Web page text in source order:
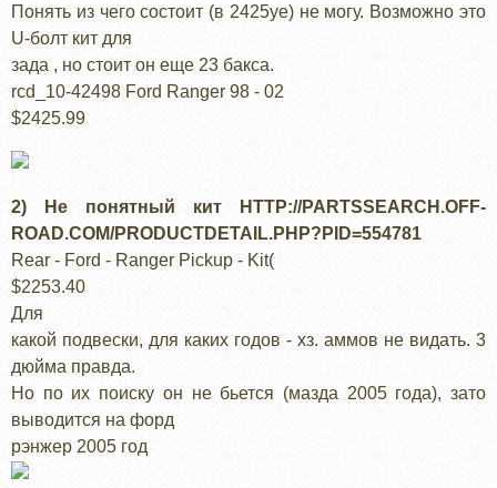
Понять из чего состоит (в 2425уе) не могу. Возможно это
U-болт кит для
зада , но стоит он еще 23 бакса.
rcd_10-42498 Ford Ranger 98 - 02
$2425.99
2) Не понятный кит
HTTP://PARTSSEARCH.OFF-
ROAD.COM/PRODUCTDETAIL.PHP?PID=554781
Rear - Ford - Ranger Pickup - Kit(
$2253.40
Для
какой подвески, для каких годов - хз. аммов не видать. 3
дюйма правда.
Но по их поиску он не бьется (мазда 2005 года), зато
выводится на форд
рэнжер 2005 год